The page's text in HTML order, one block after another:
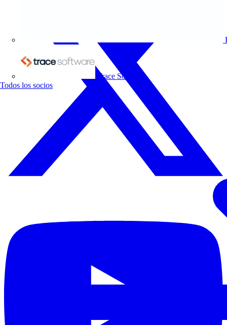
Trace Software
Todos los socios